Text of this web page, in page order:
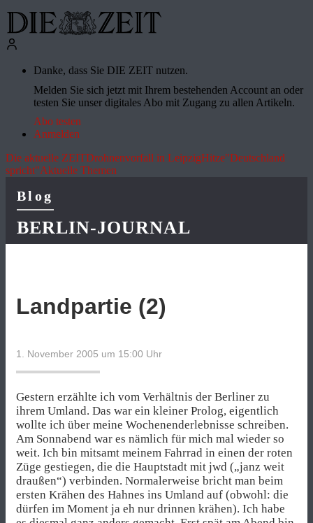
Danke, dass Sie DIE ZEIT nutzen.
Melden Sie sich jetzt mit Ihrem bestehenden Account an oder
testen Sie unser digitales Abo mit Zugang zu allen Artikeln.
Abo testen
Anmelden
Die aktuelle ZEITDrohnenvorfall in LeipzigHitze"Deutschland
spricht"Aktuelle Themen
Blog
BERLIN-JOURNAL
Landpartie (2)
1. November 2005 um 15:00 Uhr
Gestern erzählte ich vom Verhältnis der Berliner zu
ihrem Umland. Das war ein kleiner Prolog, eigentlich
wollte ich über meine Wochenenderlebnisse schreiben.
Am Sonnabend war es nämlich für mich mal wieder so
weit. Ich bin mitsamt meinem Fahrrad in einen der roten
Züge gestiegen, die die Hauptstadt mit jwd („janz weit
draußen“) verbinden. Normalerweise bricht man beim
ersten Krähen des Hahnes ins Umland auf (obwohl: die
dürfen im Moment ja eh nur drinnen krähen). Ich habe